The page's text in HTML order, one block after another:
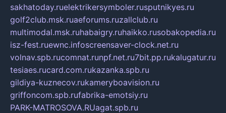
sakhatoday.ruelektrikersymboler.rusputnikyes.ru
golf2club.msk.ruaeforums.ruzallclub.ru
multimodal.msk.ruhabaigry.ruhaikko.rusobakopedia.ru
isz-fest.ruewnc.infoscreensaver-clock.net.ru
volnav.spb.rucomnat.runpf.net.ru7bit.pp.rukalugatur.ru
tesiaes.rucard.com.rukazanka.spb.ru
gildiya-kuznecov.rukameryboavision.ru
griffoncom.spb.rufabrika-emotsiy.ru
PARK-MATROSOVA.RUagat.spb.ru